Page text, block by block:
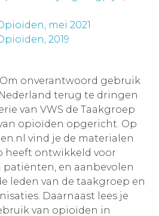
mei 2021
2019
Om onverantwoord gebruik
terug te dringen
van VWS de Taakgroep
opioïden opgericht. Op
vind je de materialen
heeft ontwikkeld voor
patiënten, en aanbevolen
leden van de taakgroep en
Daarnaast lees je
van opioïden in